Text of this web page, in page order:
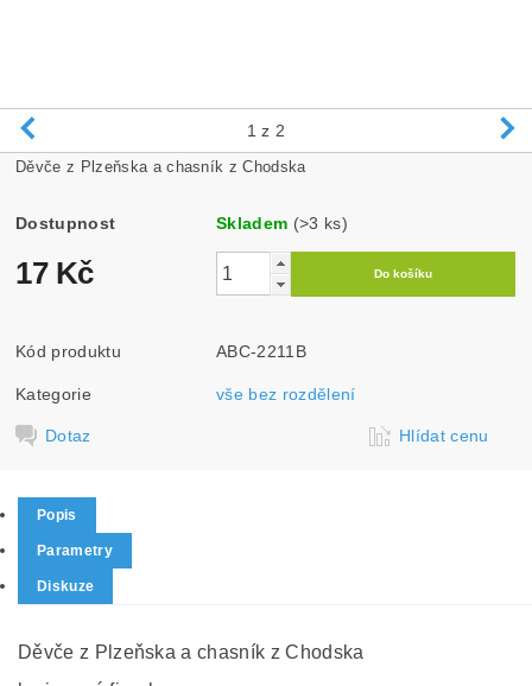
1 z 2
Děvče z Plzeňska a chasník z Chodska
Dostupnost Skladem (>3 ks)
17 Kč
Kód produktu ABC-2211B
Kategorie vše bez rozdělení
Dotaz Hlídat cenu
Popis
Parametry
Diskuze
Děvče z Plzeňska a chasník z Chodska